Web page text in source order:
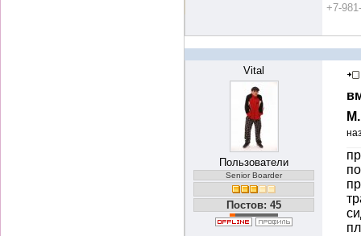
+7-
Vital
Пользователи
Senior Boarder
Постов: 45